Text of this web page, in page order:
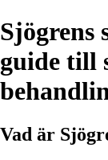
Sjögrens
guide till
Vad är